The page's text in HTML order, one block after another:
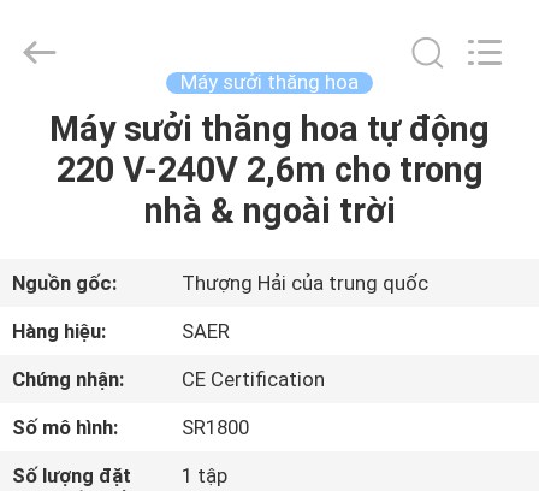
NHÀ
VIDEO
VỀ
CHÚNG
TÔI
Shanghai
Color
Máy sưởi thăng hoa
Máy sưởi thăng hoa tự động
220 V-240V 2,6m cho trong
nhà & ngoài trời
Nguồn gốc:
Thượng Hải của trung quốc
Hàng hiệu:
SAER
Chứng nhận:
CE Certification
Số mô hình:
SR1800
Số lượng đặt
1 tập